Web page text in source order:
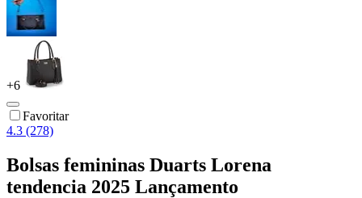
+6
Favoritar
4.3 (278)
Bolsas femininas Duarts Lorena
tendencia 2025 Lançamento